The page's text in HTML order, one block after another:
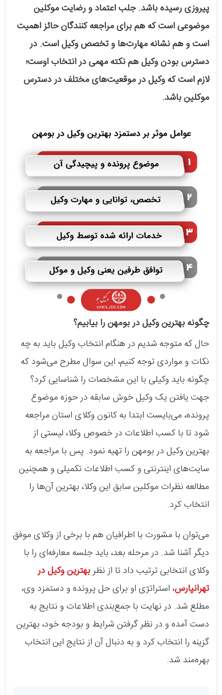
پیروزی رسیده باشد. جلب اعتماد و رضایت موکلین
موضوعی است که هم برای مراجعه کنندگان حائز اهمیت
است و هم نشانه مهارت‌ها و تخصص وکیل است. در
دسترس بودن وکیل هم نکته مهمی در انتخاب اوست؛
لازم است که وکیل در موقعیت‌های مختلف در دسترس
موکلین باشد.
چگونه بهترین وکیل در بومهن را بیابیم؟
حال که متوجه شدیم در هنگام انتخاب وکیل باید به چه
نکات و‌ مواردی توجه کنیم، این سوال مطرح می‌شود که
چگونه باید وکیلی با این مشخصات را شناسایی کرد؟
جهت یافتن یک وکیل خوش سابقه در حوزه موضوع
پرونده، می‌بایست ابتدا به کانون وکلای استان مراجعه
شود تا با کسب اطلاعات در خصوص وکلا، لیستی از
بهترین وکیل در بومهن را تهیه نمود. پس با مراجعه به
سایت‌های اینترنتی و کسب اطلاعات تکمیلی و همچنین
مطالعه نظرات موکلین سابق این وکلا، بهترین آن‌ها را
انتخاب کرد.
می‌توان با مشورت با اطرافیان هم با برخی از وکلای موفق
دیگر آشنا شد. در مرحله بعد، باید جلسه معارفه‌ای را با
وکلای انتخابی ترتیب داد تا از نظربهترین وکیل در
تهرانپارس، استراتژی او برای حل پرونده و دستمزد وی،
مطلع شد. در نهایت با جمع‌بندی اطلاعات و نتایج به
دست آمده و در نظر گرفتن شرایط و بودجه خود، بهترین
گزینه را انتخاب کرد و به دنبال آن از نتایج این انتخاب
بهره‌مند شد.